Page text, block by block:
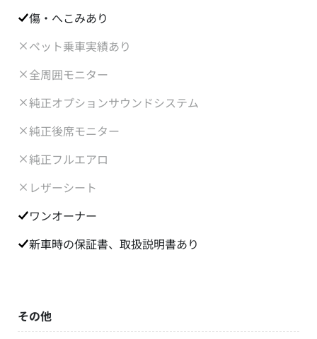
傷・へこみあり
ペット乗車実績あり
全周囲モニター
純正オプションサウンドシステム
純正後席モニター
純正フルエアロ
レザーシート
ワンオーナー
新車時の保証書、取扱説明書あり
その他